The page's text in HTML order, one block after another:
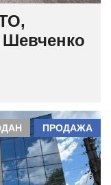
Шевченко
ПРОДАЖА